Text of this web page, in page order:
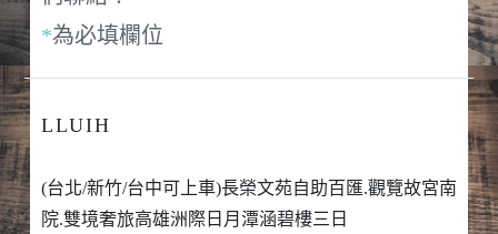
*為必填欄位
LLUIH
(台北/新竹/台中可上車)長榮文苑自助百匯.觀覽故宮南
院.雙境奢旅高雄洲際日月潭涵碧樓三日